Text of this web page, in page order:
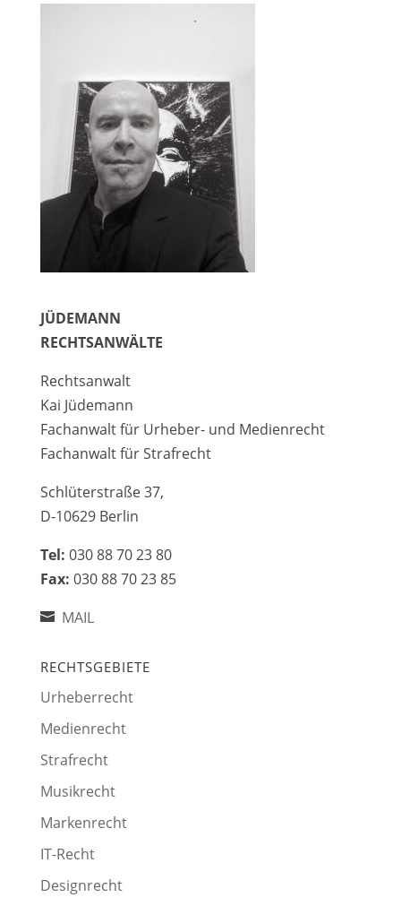
JÜDEMANN
RECHTSANWÄLTE
Rechtsanwalt
Kai Jüdemann
Fachanwalt für Urheber- und Medienrecht
Fachanwalt für Strafrecht
Schlüterstraße 37,
D-10629 Berlin
Tel: 030 88 70 23 80
Fax: 030 88 70 23 85
MAIL
RECHTSGEBIETE
Urheberrecht
Medienrecht
Strafrecht
Musikrecht
Markenrecht
IT-Recht
Designrecht